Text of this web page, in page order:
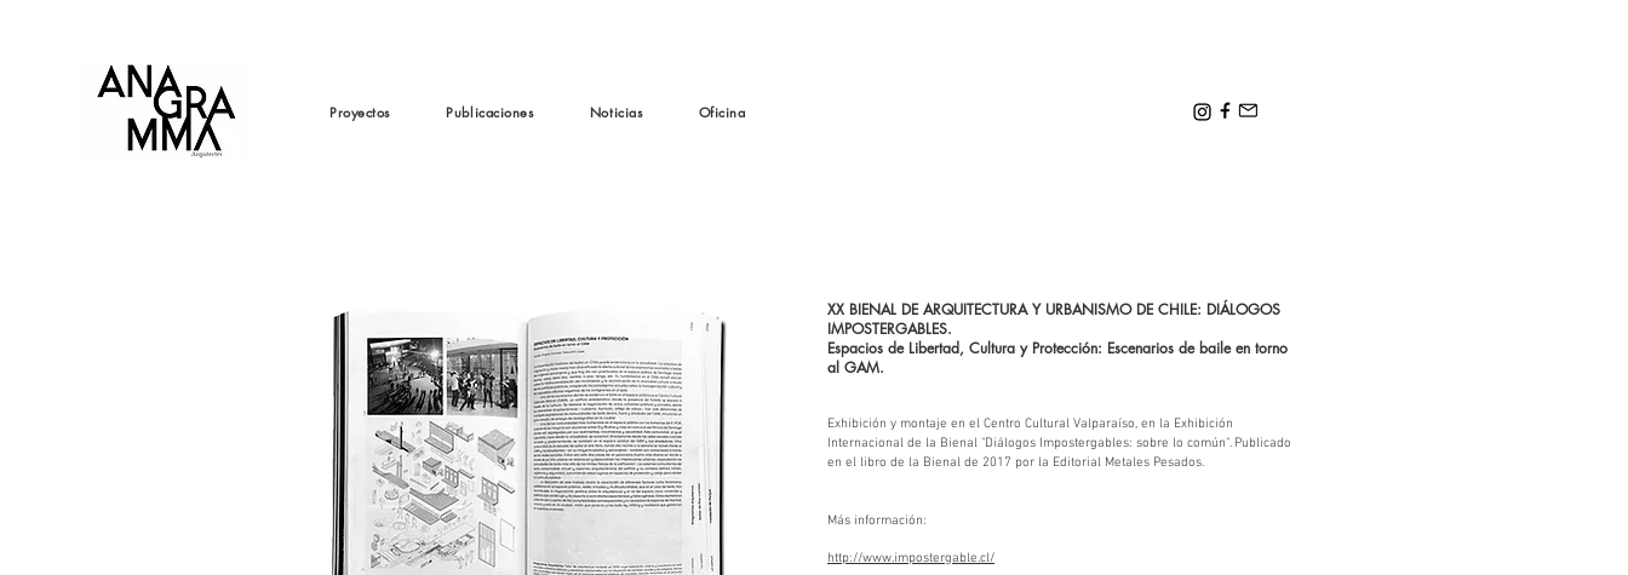
Proyectos Publicaciones Noticias Oficina
XX BIENAL DE ARQUITECTURA Y URBANISMO DE CHILE: DIÁLOGOS
IMPOSTERGABLES.
Espacios de Libertad, Cultura y Protección: Escenarios de baile en torno
al GAM.
Exhibición y montaje en el Centro Cultural Valparaíso, en la Exhibición
Internacional de la Bienal "Diálogos Impostergables: sobre lo común". Publicado
en el libro de la Bienal de 2017 por la Editorial Metales Pesados.
Más información:
http://www.impostergable.cl/